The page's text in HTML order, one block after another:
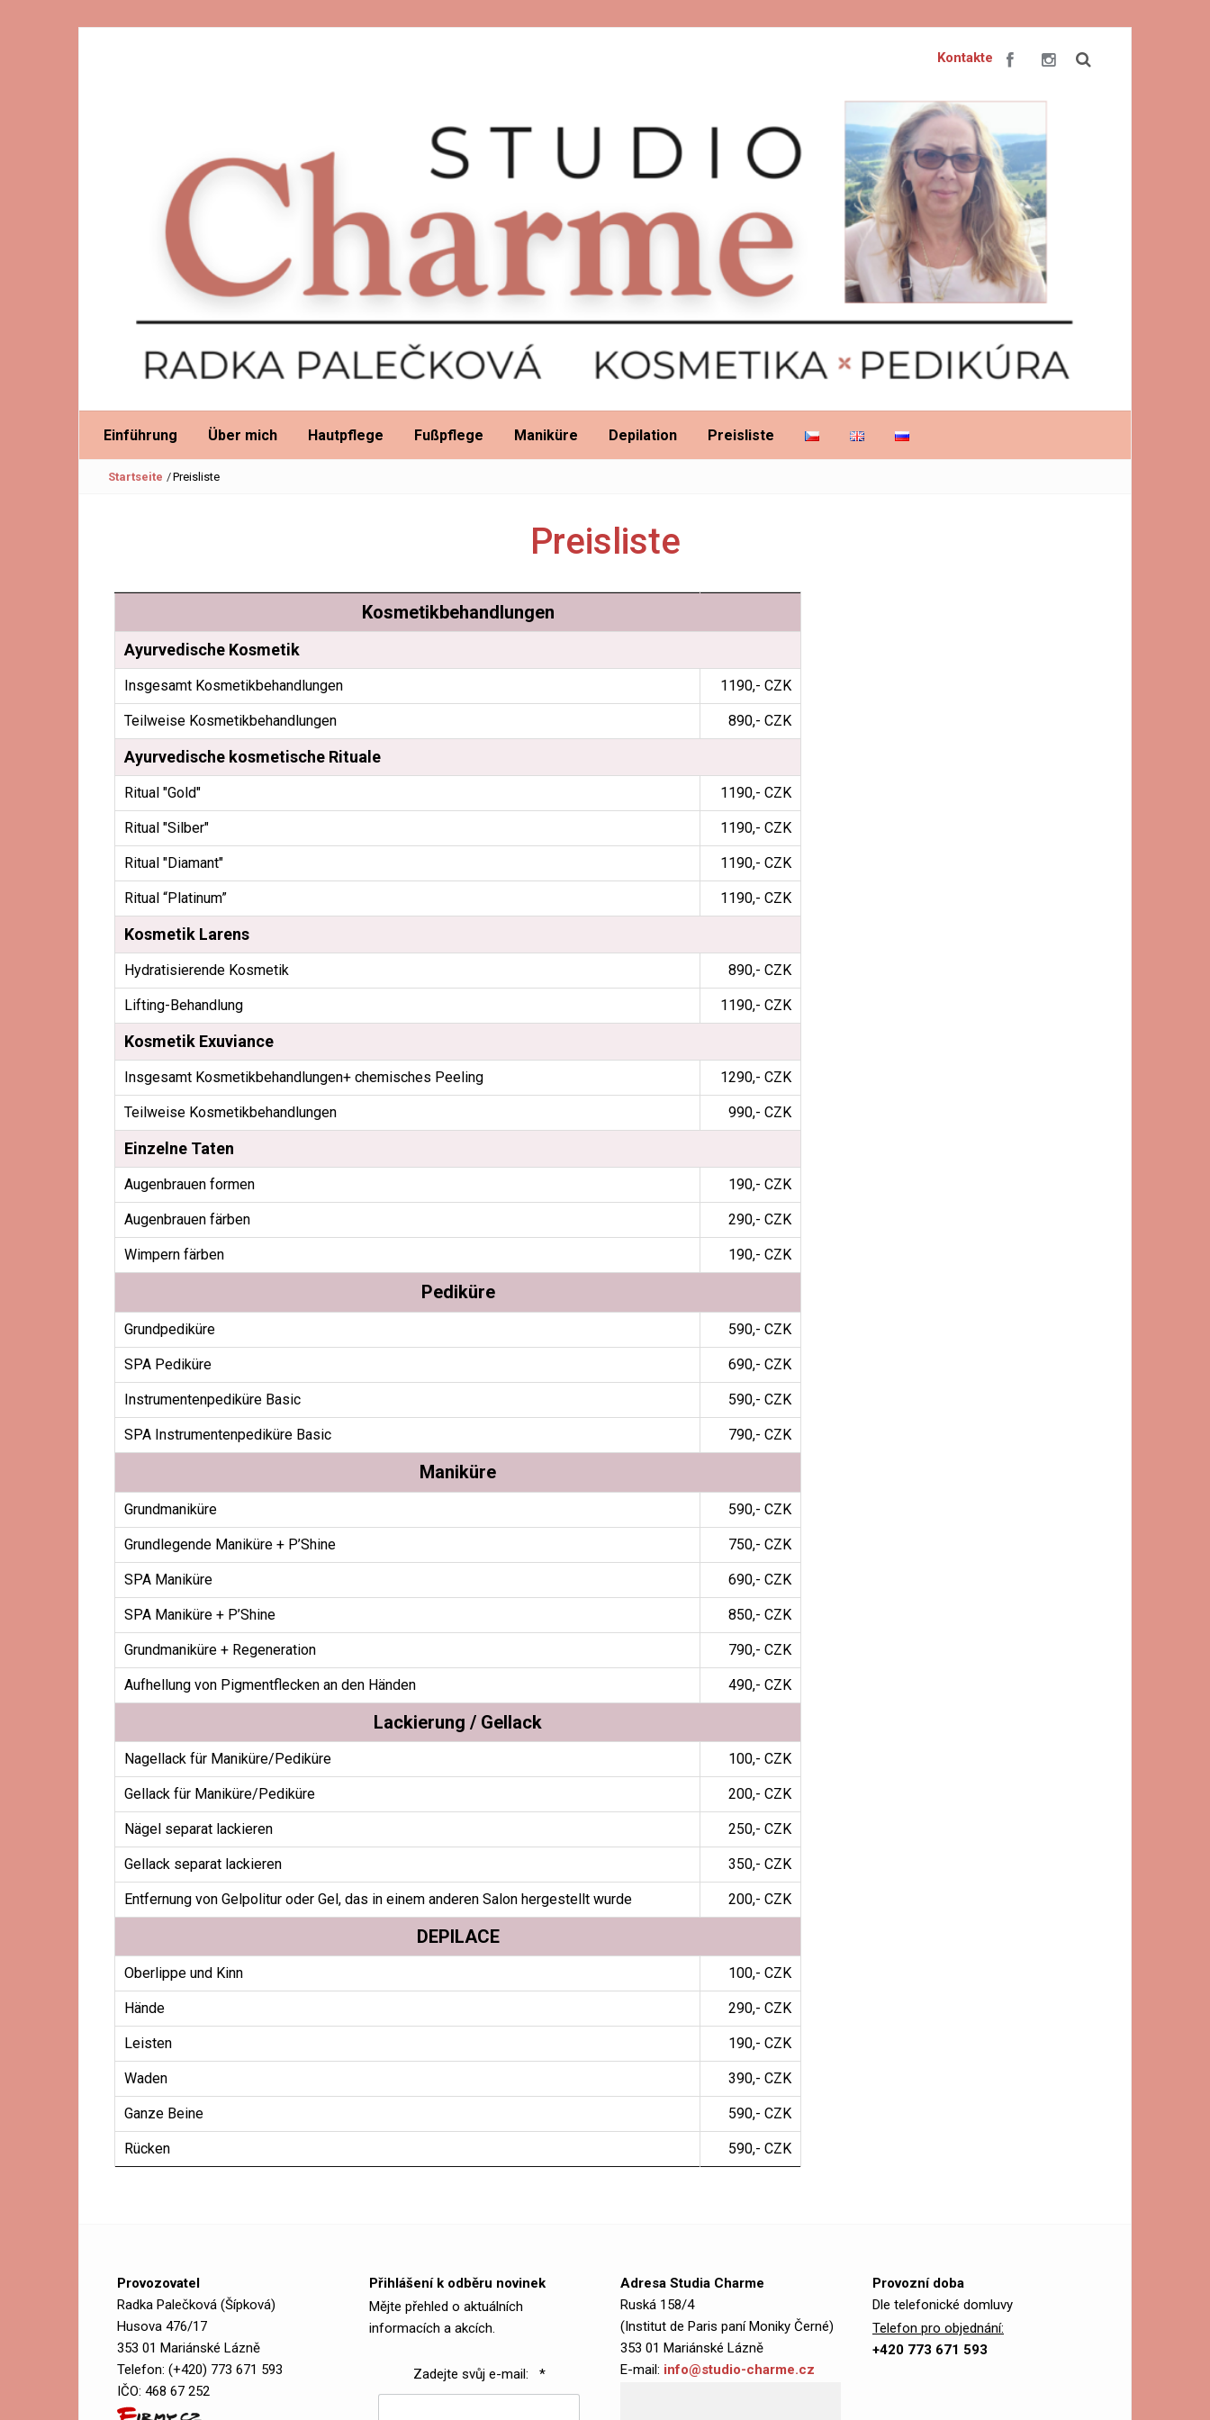
Kontakte
Einführung Über mich Hautpflege Fußpflege Maniküre Depilation Preisliste
Startseite /Preisliste
Preisliste
Kosmetikbehandlungen
Ayurvedische Kosmetik
Insgesamt Kosmetikbehandlungen 1190,- CZK
Teilweise Kosmetikbehandlungen 890,- CZK
Ayurvedische kosmetische Rituale
Ritual "Gold" 1190,- CZK
Ritual "Silber" 1190,- CZK
Ritual "Diamant" 1190,- CZK
Ritual “Platinum” 1190,- CZK
Kosmetik Larens
Hydratisierende Kosmetik 890,- CZK
Lifting-Behandlung 1190,- CZK
Kosmetik Exuviance
Insgesamt Kosmetikbehandlungen+ chemisches Peeling 1290,- CZK
Teilweise Kosmetikbehandlungen 990,- CZK
Einzelne Taten
Augenbrauen formen 190,- CZK
Augenbrauen färben 290,- CZK
Wimpern färben 190,- CZK
Pediküre
Grundpediküre 590,- CZK
SPA Pediküre 690,- CZK
Instrumentenpediküre Basic 590,- CZK
SPA Instrumentenpediküre Basic 790,- CZK
Maniküre
Grundmaniküre 590,- CZK
Grundlegende Maniküre + P’Shine 750,- CZK
SPA Maniküre 690,- CZK
SPA Maniküre + P’Shine 850,- CZK
Grundmaniküre + Regeneration 790,- CZK
Aufhellung von Pigmentflecken an den Händen 490,- CZK
Lackierung / Gellack
Nagellack für Maniküre/Pediküre 100,- CZK
Gellack für Maniküre/Pediküre 200,- CZK
Nägel separat lackieren 250,- CZK
Gellack separat lackieren 350,- CZK
Entfernung von Gelpolitur oder Gel, das in einem anderen Salon hergestellt wurde 200,- CZK
DEPILACE
Oberlippe und Kinn 100,- CZK
Hände 290,- CZK
Leisten 190,- CZK
Waden 390,- CZK
Ganze Beine 590,- CZK
Rücken 590,- CZK
Provozovatel
Radka Palečková (Šípková)
Husova 476/17
353 01 Mariánské Lázně
Telefon: (+420) 773 671 593
IČO: 468 67 252
Přihlášení k odběru novinek
Mějte přehled o aktuálních
informacích a akcích.
Zadejte svůj e-mail: *
Adresa Studia Charme
Ruská 158/4
(Institut de Paris paní Moniky Černé)
353 01 Mariánské Lázně
E-mail: info@studio-charme.cz
Provozní doba
Dle telefonické domluvy
Telefon pro objednání:
+420 773 671 593